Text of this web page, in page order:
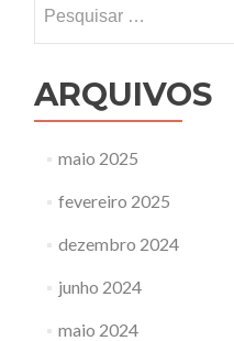
por:
ARQUIVOS
maio 2025
fevereiro 2025
dezembro 2024
junho 2024
maio 2024